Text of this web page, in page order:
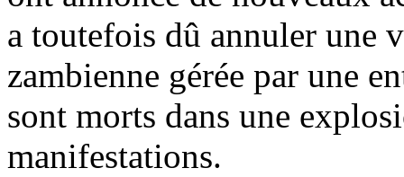
a toutefois dû annuler une
zambienne gérée par une
sont morts dans une
manifestations.